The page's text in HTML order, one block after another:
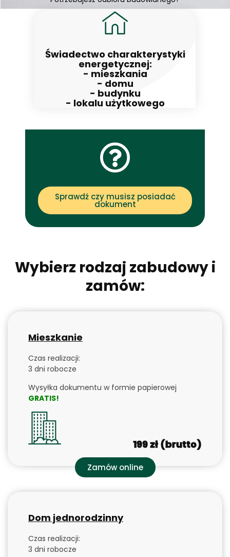
Świadectwo charakterystyki
energetycznej:
- mieszkania
- domu
- budynku
- lokalu użytkowego
Sprawdź czy musisz posiadać
dokument
Wybierz rodzaj zabudowy i
zamów:
Mieszkanie
Czas realizacji:
3 dni robocze
Wysyłka dokumentu w formie papierowej
GRATIS!
199 zł (brutto)
Zamów online
Dom jednorodzinny
Czas realizacji:
3 dni robocze